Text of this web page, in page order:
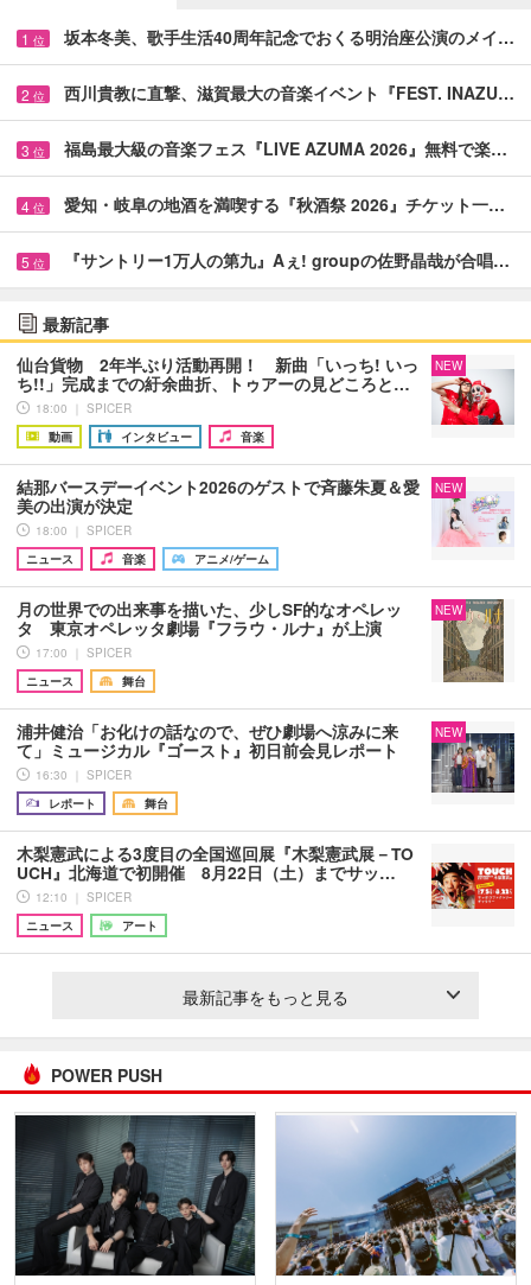
1 位 坂本冬美、歌手生活40周年記念でおくる明治座公演のメイ…
2 位 西川貴教に直撃、滋賀最大の音楽イベント『FEST. INAZU…
3 位 福島最大級の音楽フェス『LIVE AZUMA 2026』無料で楽…
4 位 愛知・岐阜の地酒を満喫する『秋酒祭 2026』チケット一…
5 位 『サントリー1万人の第九』Aぇ! groupの佐野晶哉が合唱…
最新記事
仙台貨物 2年半ぶり活動再開！ 新曲「いっち! いっ
ち!!」完成までの紆余曲折、トゥアーの見どころと…
18:00 ｜ SPICER
動画
インタビュー 音楽
NEW
結那バースデーイベント2026のゲストで斉藤朱夏＆愛
美の出演が決定
18:00 ｜ SPICER
ニュース
音楽 アニメ/ゲーム
NEW
月の世界での出来事を描いた、少しSF的なオペレッ
タ 東京オペレッタ劇場『フラウ・ルナ』が上演
17:00 ｜ SPICER
ニュース
舞台
NEW
浦井健治「お化けの話なので、ぜひ劇場へ涼みに来
て」ミュージカル『ゴースト』初日前会見レポート
16:30 ｜ SPICER
レポート
舞台
NEW
木梨憲武による3度目の全国巡回展『木梨憲武展－TO
UCH』北海道で初開催 8月22日（土）までサッ…
12:10 ｜ SPICER
ニュース
アート
最新記事をもっと見る
POWER PUSH